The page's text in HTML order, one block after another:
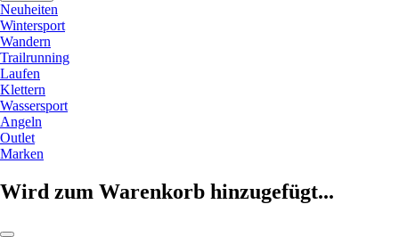
Neuheiten
Wintersport
Wandern
Trailrunning
Laufen
Klettern
Wassersport
Angeln
Outlet
Marken
Wird zum Warenkorb hinzugefügt...